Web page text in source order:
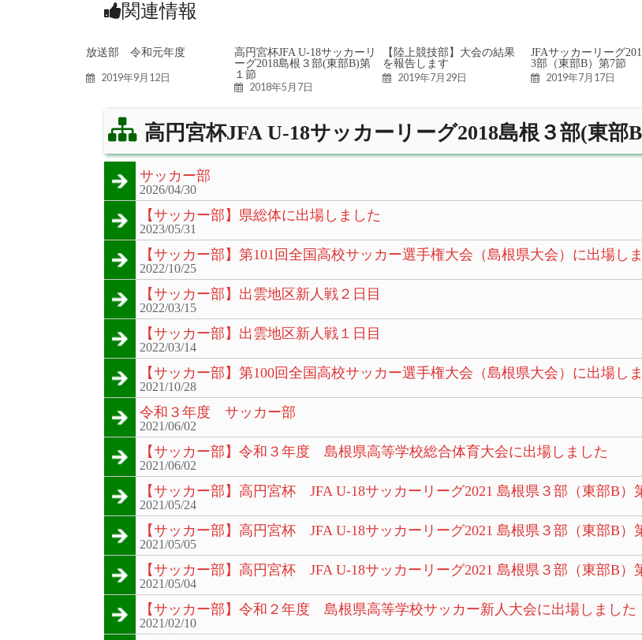
関連情報
放送部 令和元年度
2019年9月12日
高円宮杯JFA U-18サッカーリ
ーグ2018島根３部(東部B)第
１節
2018年5月7日
【陸上競技部】大会の結果
を報告します
2019年7月29日
JFAサッカーリーグ
3部（東部B）第7節
2019年7月17日
高円宮杯JFA U-18サッカーリーグ2018島根３部(東部
サッカー部
2026/04/30
【サッカー部】県総体に出場しました
2023/05/31
【サッカー部】第101回全国高校サッカー選手権大会（島根県大会）に出場し
2022/10/25
【サッカー部】出雲地区新人戦２日目
2022/03/15
【サッカー部】出雲地区新人戦１日目
2022/03/14
【サッカー部】第100回全国高校サッカー選手権大会（島根県大会）に出場し
2021/10/28
令和３年度 サッカー部
2021/06/02
【サッカー部】令和３年度 島根県高等学校総合体育大会に出場しました
2021/06/02
【サッカー部】高円宮杯 JFA U-18サッカーリーグ2021 島根県３部（東部B）
2021/05/24
【サッカー部】高円宮杯 JFA U-18サッカーリーグ2021 島根県３部（東部B）
2021/05/05
【サッカー部】高円宮杯 JFA U-18サッカーリーグ2021 島根県３部（東部B）
2021/05/04
【サッカー部】令和２年度 島根県高等学校サッカー新人大会に出場しました
2021/02/10